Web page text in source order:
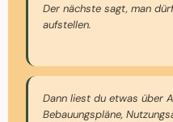
Der nächste sagt, man
aufstellen.
Dann liest du etwas über
Bebauungspläne,